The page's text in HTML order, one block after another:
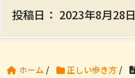
投稿日： 2023年8月28日
ホーム / 正しい歩き方/